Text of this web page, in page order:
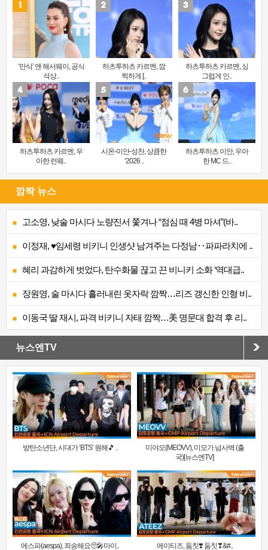
‘만삭’ 앤 해서웨이, 공식
석상..
하츠투하츠 카르멘, 깜
찍하게 [..
하츠투하츠 카르멘, 싱
그럽게 인..
하츠투하츠 카르멘, 우
아한 런웨..
시온-이안-성찬, 상큼한
‘2026 ..
하츠투하츠 이안, 우아
한 MC 드..
깜짝 뉴스
고소영, 낮술 마시다 노량진서 쫓겨나 “점심 때 4병 마셔”(바..
이정재, ♥임세령 비키니 인생샷 남겨주는 다정남‥파파라치에 ..
혜리 과감하게 벗었다, 탄수화물 끊고 끈 비니키 소화 ‘역대급..
장원영, 술 마시다 흘러내린 옷자락 깜짝…리즈 갱신한 인형 비..
이동국 딸 재시, 파격 비키니 자태 깜짝…美 명문대 합격 후 리..
뉴스엔TV
방탄소년단, 시대가 ‘BTS’ 원해🎵 ..
미야오(MEOVV), 미모가 넘사벽 (출
국)[뉴스엔TV]
에스파(aespa), 죄송해요🥺🎤마이.. 에이티즈, 둠칫❣️ 둠칫❣&#..